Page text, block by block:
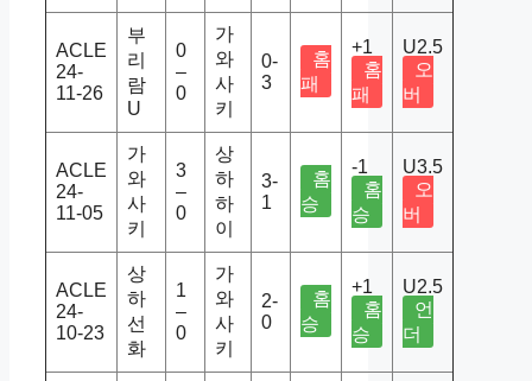
ACLE
24-
11-26
부
리
람
U
0
–
0
가
와
사
키
0-
3
홈
패
+1
홈
패
U2.5
오
버
ACLE
24-
11-05
가
와
사
키
3
–
0
상
하
하
이
3-
1
홈
승
-1
홈
승
U3.5
오
버
ACLE
24-
10-23
상
하
선
화
1
–
0
가
와
사
키
2-
0
홈
승
+1
홈
승
U2.5
언
더